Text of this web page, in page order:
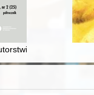
lat czterdziestych i
kobiecym w